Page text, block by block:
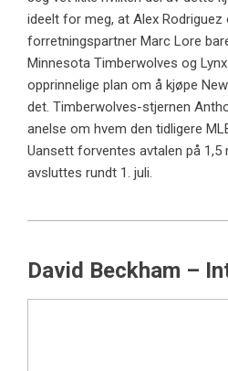
ideelt for meg, at Alex Rodriguez
forretningspartner Marc Lore
Minnesota Timberwolves og
opprinnelige plan om å kjøpe
det. Timberwolves-stjernen
anelse om hvem den tidligere
Uansett forventes avtalen på 1,5
avsluttes rundt 1. juli.
David Beckham –